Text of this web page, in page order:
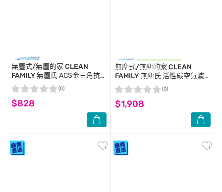
無塵式/無塵的家 CLEAN
FAMILY無塵氏 ACS金三角抗
菌拭拖兩用布(12枚x12包)-箱
購
$828
(0)
無塵式/無塵的家 CLEAN
FAMILY無塵氏 活性碳空氣濾
網 (60cm*38cm*12pcs/箱)-箱
購
$1,908
(0)